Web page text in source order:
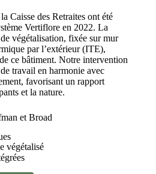
Caisse des Retraites ont été
Vertiflore en 2022. La
végétalisation, fixée sur mur
par l’extérieur (ITE),
ce bâtiment. Notre intervention
travail en harmonie avec
favorisant un rapport
et la nature.
et Broad
végétalisé